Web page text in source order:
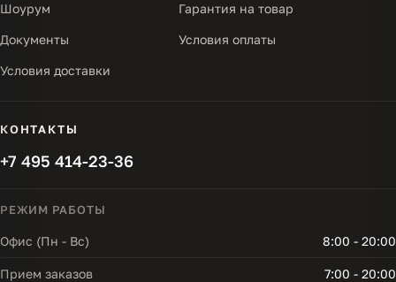
Шоурум Гарантия на товар
Документы Условия оплаты
Условия доставки
КОНТАКТЫ
+7 495 414-23-36
РЕЖИМ РАБОТЫ
Офис (Пн - Вс) 8:00 - 20:00
Прием заказов 7:00 - 20:00